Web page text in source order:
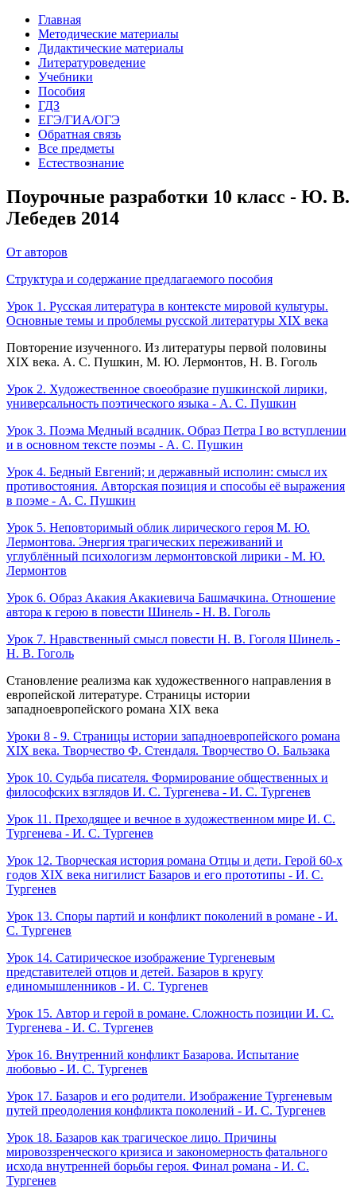
Главная
Методические материалы
Дидактические материалы
Литературоведение
Учебники
Пособия
ГДЗ
ЕГЭ/ГИА/ОГЭ
Обратная связь
Все предметы
Естествознание
Поурочные разработки 10 класс - Ю. В.
Лебедев 2014
От авторов
Структура и содержание предлагаемого пособия
Урок 1. Русская литература в контексте мировой культуры.
Основные темы и проблемы русской литературы XIX века
Повторение изученного. Из литературы первой половины
XIX века. А. С. Пушкин, М. Ю. Лермонтов, Н. В. Гоголь
Урок 2. Художественное своеобразие пушкинской лирики,
универсальность поэтического языка - А. С. Пушкин
Урок 3. Поэма Медный всадник. Образ Петра I во вступлении
и в основном тексте поэмы - А. С. Пушкин
Урок 4. Бедный Евгений; и державный исполин: смысл их
противостояния. Авторская позиция и способы её выражения
в поэме - А. С. Пушкин
Урок 5. Неповторимый облик лирического героя М. Ю.
Лермонтова. Энергия трагических переживаний и
углублённый психологизм лермонтовской лирики - М. Ю.
Лермонтов
Урок 6. Образ Акакия Акакиевича Башмачкина. Отношение
автора к герою в повести Шинель - Н. В. Гоголь
Урок 7. Нравственный смысл повести Н. В. Гоголя Шинель -
Н. В. Гоголь
Становление реализма как художественного направления в
европейской литературе. Страницы истории
западноевропейского романа XIX века
Уроки 8 - 9. Страницы истории западноевропейского романа
XIX века. Творчество Ф. Стендаля. Творчество О. Бальзака
Урок 10. Судьба писателя. Формирование общественных и
философских взглядов И. С. Тургенева - И. С. Тургенев
Урок 11. Преходящее и вечное в художественном мире И. С.
Тургенева - И. С. Тургенев
Урок 12. Творческая история романа Отцы и дети. Герой 60-х
годов XIX века нигилист Базаров и его прототипы - И. С.
Тургенев
Урок 13. Споры партий и конфликт поколений в романе - И.
С. Тургенев
Урок 14. Сатирическое изображение Тургеневым
представителей отцов и детей. Базаров в кругу
единомышленников - И. С. Тургенев
Урок 15. Автор и герой в романе. Сложность позиции И. С.
Тургенева - И. С. Тургенев
Урок 16. Внутренний конфликт Базарова. Испытание
любовью - И. С. Тургенев
Урок 17. Базаров и его родители. Изображение Тургеневым
путей преодоления конфликта поколений - И. С. Тургенев
Урок 18. Базаров как трагическое лицо. Причины
мировоззренческого кризиса и закономерность фатального
исхода внутренней борьбы героя. Финал романа - И. С.
Тургенев